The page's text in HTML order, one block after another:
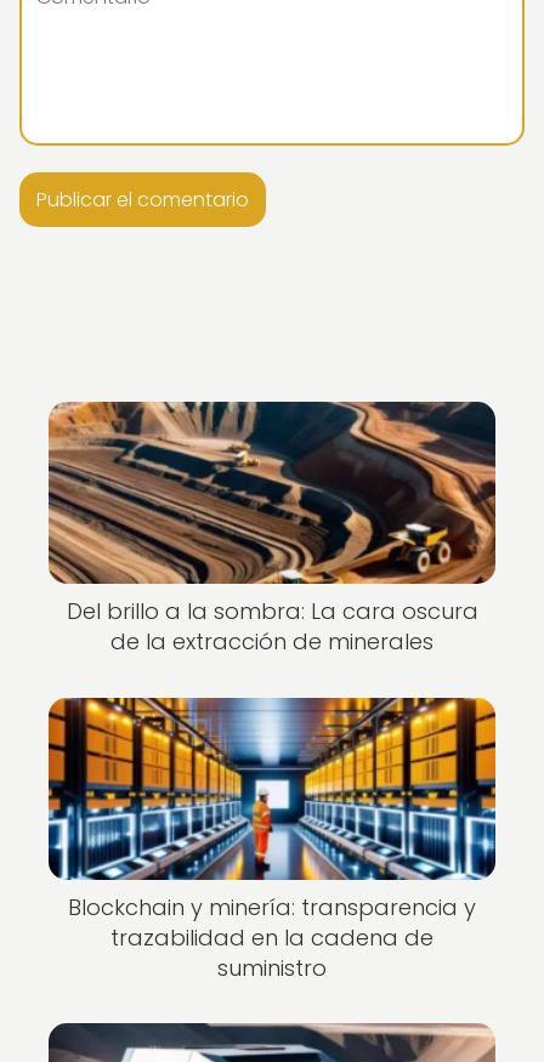
Del brillo a la sombra: La cara oscura
de la extracción de minerales
Blockchain y minería: transparencia y
trazabilidad en la cadena de
suministro